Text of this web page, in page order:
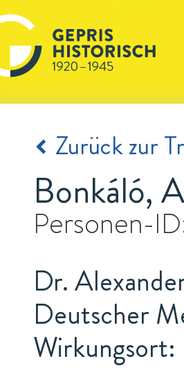
Zurück zur
Bonkáló,
Personen-
Dr.
Deutscher